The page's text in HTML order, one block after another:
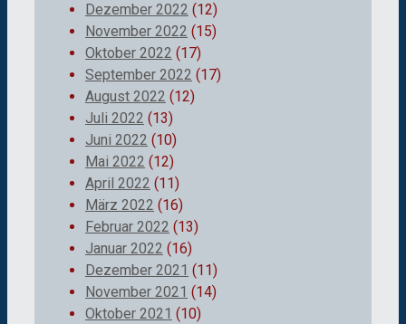
Dezember 2022 (12)
November 2022 (15)
Oktober 2022 (17)
September 2022 (17)
August 2022 (12)
Juli 2022 (13)
Juni 2022 (10)
Mai 2022 (12)
April 2022 (11)
März 2022 (16)
Februar 2022 (13)
Januar 2022 (16)
Dezember 2021 (11)
November 2021 (14)
Oktober 2021 (10)